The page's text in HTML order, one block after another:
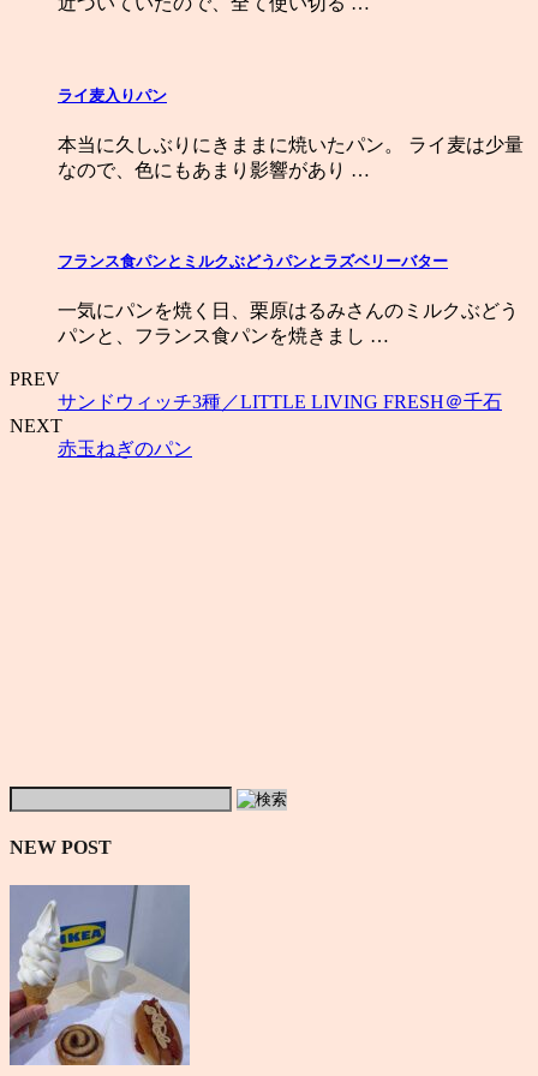
ライ麦入りパン
本当に久しぶりにきままに焼いたパン。 ライ麦は少量
なので、色にもあまり影響があり …
フランス食パンとミルクぶどうパンとラズベリーバター
一気にパンを焼く日、栗原はるみさんのミルクぶどう
パンと、フランス食パンを焼きまし …
PREV
サンドウィッチ3種／LITTLE LIVING FRESH＠千石
NEXT
赤玉ねぎのパン
NEW POST